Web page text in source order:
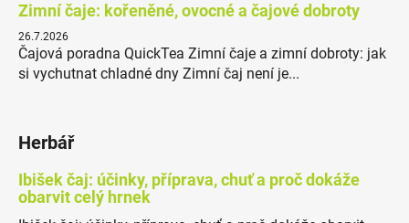
Zimní čaje: kořeněné, ovocné a čajové dobroty
26.7.2026
Čajová poradna QuickTea Zimní čaje a zimní dobroty: jak
si vychutnat chladné dny Zimní čaj není je...
Herbář
Ibišek čaj: účinky, příprava, chuť a proč dokáže
obarvit celý hrnek